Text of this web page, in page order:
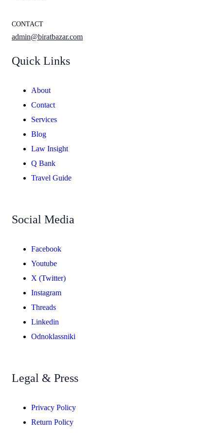
CONTACT
admin@biratbazar.com
Quick Links
About
Contact
Services
Blog
Law Insight
Q Bank
Travel Guide
Social Media
Facebook
Youtube
X (Twitter)
Instagram
Threads
Linkedin
Odnoklassniki
Legal & Press
Privacy Policy
Return Policy